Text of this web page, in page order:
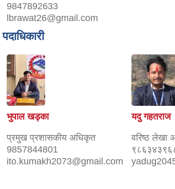
9847892633
lbrawat26@gmail.com
पदाधिकारी
भुपाल खड्का
प्रमुख प्रशासकीय अधिकृत
9857844801
ito.kumakh2073@gmail.com
यदु गहतराज
वरिष्ठ लेखा